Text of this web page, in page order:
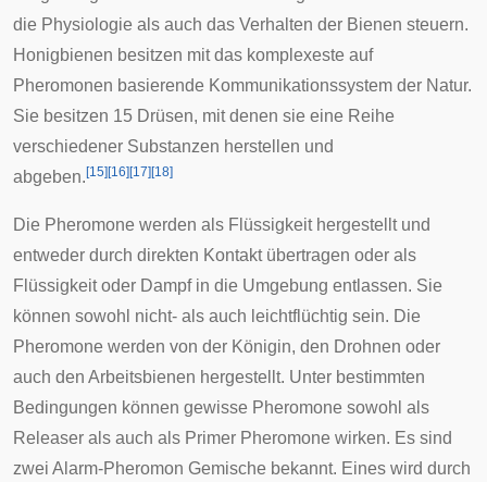
die Physiologie als auch das Verhalten der Bienen steuern.
Honigbienen besitzen mit das komplexeste auf
Pheromonen basierende Kommunikationssystem der Natur.
Sie besitzen 15 Drüsen, mit denen sie eine Reihe
verschiedener Substanzen herstellen und
abgeben. [15] [16] [17] [18]
Die Pheromone werden als Flüssigkeit hergestellt und
entweder durch direkten Kontakt übertragen oder als
Flüssigkeit oder Dampf in die Umgebung entlassen. Sie
können sowohl nicht- als auch leichtflüchtig sein. Die
Pheromone werden von der Königin, den Drohnen oder
auch den Arbeitsbienen hergestellt. Unter bestimmten
Bedingungen können gewisse Pheromone sowohl als
Releaser als auch als Primer Pheromone wirken. Es sind
zwei Alarm-Pheromon Gemische bekannt. Eines wird durch